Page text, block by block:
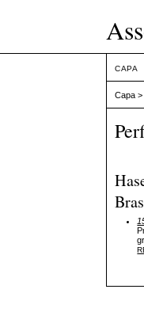
CAPA
Capa